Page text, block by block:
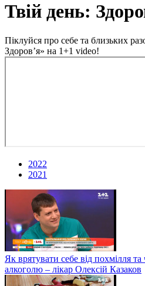
Твій день:
Піклуйся про себе та близьких
Здоров’я» на 1+1 video!
2022
2021
Як врятувати себе від похмілля та
алкоголю – лікар Олексій Казаков